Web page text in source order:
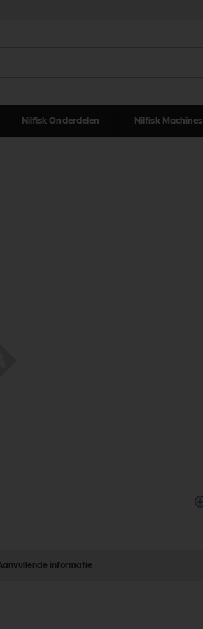
Nilfisk Onderdelen Nilfisk Machines
informatie